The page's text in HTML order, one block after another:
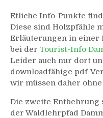
Etliche Info-Punkte
Diese sind Holzpfähle
Erläuterungen in einer
bei der Tourist-Info
Leider auch nur dort
downloadfähige pdf-
wir müssen daher
Die zweite Entbehrung
der Waldlehrpfad